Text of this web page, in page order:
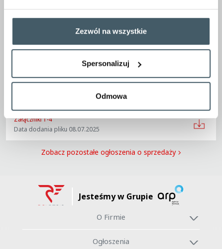
Zezwól na wszystkie
Spersonalizuj
Odmowa
Ogłoszenie o sprzedaży nieruchomości w Jeleniej Górze
Data dodania pliku 08.07.2025
w Jeleniej Górze przy ul. Krakowskiej 7
Data dodania pliku 08.07.2025
Załączniki 1-4
Data dodania pliku 08.07.2025
Zobacz pozostałe ogłoszenia o sprzedaży
Jesteśmy w Grupie
O Firmie
Ogłoszenia